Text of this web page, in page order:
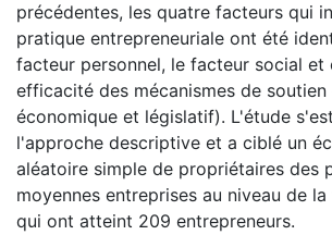
précédentes, les quatre facteurs qui
pratique entrepreneuriale ont été
facteur personnel, le facteur social et
efficacité des mécanismes de
économique et législatif). L'étude
l'approche descriptive et a ciblé un
aléatoire simple de propriétaires des
moyennes entreprises au niveau de la
qui ont atteint 209 entrepreneurs.